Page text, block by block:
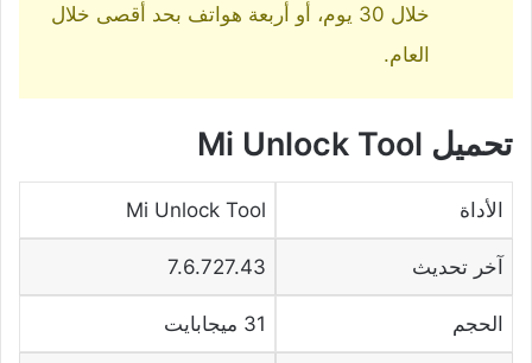
خلال 30 يوم، أو أربعة هواتف بحد أقصى خلال
العام.
تحميل Mi Unlock Tool
الأداة Mi Unlock Tool
آخر تحديث 7.6.727.43
الحجم 31 ميجابايت